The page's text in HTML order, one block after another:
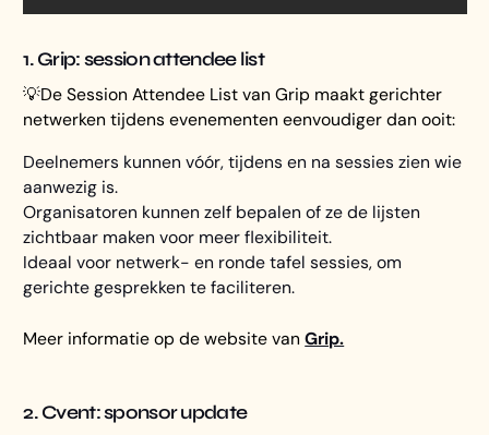
1. Grip: session attendee list
💡De Session Attendee List van Grip maakt gerichter
netwerken tijdens evenementen eenvoudiger dan ooit:
Deelnemers kunnen vóór, tijdens en na sessies zien wie
aanwezig is.
Organisatoren kunnen zelf bepalen of ze de lijsten
zichtbaar maken voor meer flexibiliteit.
Ideaal voor netwerk- en ronde tafel sessies, om
gerichte gesprekken te faciliteren.
Meer informatie op de website vanGrip.
2. Cvent: sponsor update